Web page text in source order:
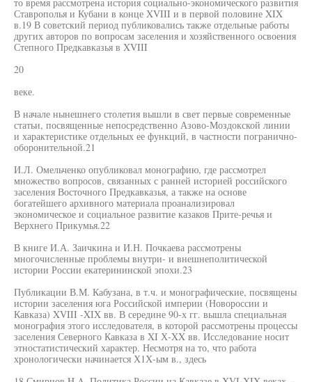
Ставрополья и Кубани в конце XVIII и в первой половине XIX
в.19 В советский период публиковались также отдельные работы
других авторов по вопросам заселения и хозяйственного освоения
Степного Предкавказья в XVIII
20
веке.
В начале нынешнего столетия вышли в свет первые современные
статьи, посвященные непосредственно Азово-Моздокской линии
и характеристике отдельных ее функций, в частности погранично-
оборонительной.21
И.Л. Омельченко опубликовал монографию, где рассмотрел
множество вопросов, связанных с ранней историей российского
заселения Восточного Предкавказья, а также на основе
богатейшего архивного материала проанализировал
экономическое и социальное развитие казаков Прите-речья и
Верхнего Прикумья.22
В книге И.А. Заичкина и И.Н. Почкаева рассмотрены
многочисленные проблемы внутри- и внешнеполитической
истории России екатерининской эпохи.23
Публикации В.М. Кабузана, в т.ч. и монографические, посвящены
истории заселения юга Российской империи (Новороссии и
Кавказа) XVIII -XIX вв. В середине 90-х гг. вышла специальная
монография этого исследователя, в которой рассмотрены процессы
заселения Северного Кавказа в XI Х-XX вв. Исследование носит
этностатистический характер. Несмотря на то, что работа
хронологически начинается Х1Х-ым в., здесь